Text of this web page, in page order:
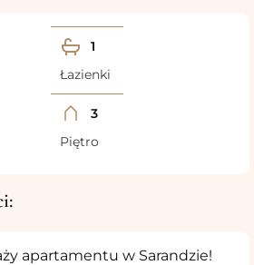
1
Łazienki
3
Piętro
apartamentu w Sarandzie!